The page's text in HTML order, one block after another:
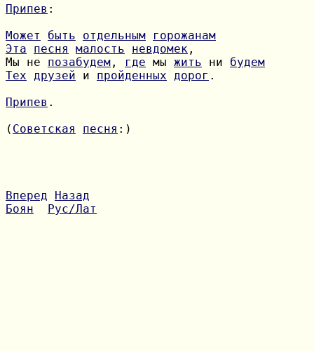
Припев :
Может
быть отдельным
горожанам
Эта
песня малость невдомек
Мы не позабудем , где мы жить ни будем
Тех друзей и пройденных дорог .
Припев .
( Советская песня :)
Вперед
Назад
Боян
Рус/Лат